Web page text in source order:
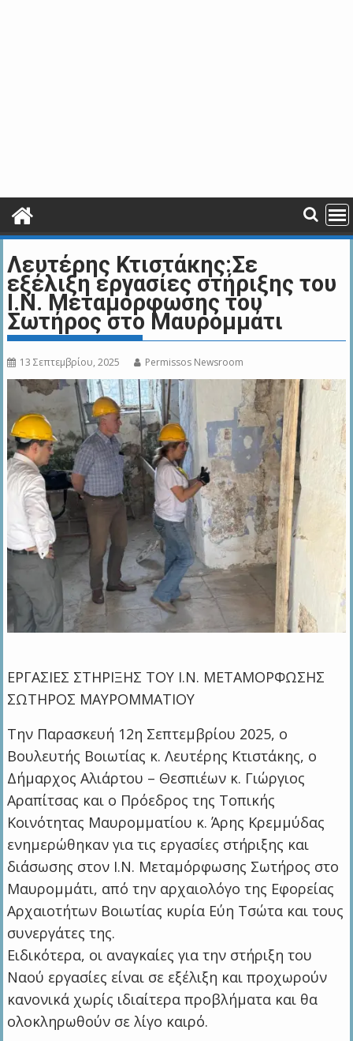
Λευτέρης Κτιστάκης:Σε
εξέλιξη εργασίες στήριξης του
I.N. Μεταμόρφωσης του
Σωτήρος στο Μαυρομμάτι
13 Σεπτεμβρίου, 2025 Permissos Newsroom
ΕΡΓΑΣΙΕΣ ΣΤΗΡΙΞΗΣ ΤΟΥ Ι.Ν. ΜΕΤΑΜΟΡΦΩΣΗΣ
ΣΩΤΗΡΟΣ ΜΑΥΡΟΜΜΑΤΙΟΥ
Την Παρασκευή 12η Σεπτεμβρίου 2025, ο
Βουλευτής Βοιωτίας κ. Λευτέρης Κτιστάκης, ο
Δήμαρχος Αλιάρτου – Θεσπιέων κ. Γιώργιος
Αραπίτσας και ο Πρόεδρος της Τοπικής
Κοινότητας Μαυρομματίου κ. Άρης Κρεμμύδας
ενημερώθηκαν για τις εργασίες στήριξης και
διάσωσης στον Ι.Ν. Μεταμόρφωσης Σωτήρος στο
Μαυρομμάτι, από την αρχαιολόγο της Εφορείας
Αρχαιοτήτων Βοιωτίας κυρία Εύη Τσώτα και τους
συνεργάτες της.
Ειδικότερα, οι αναγκαίες για την στήριξη του
Ναού εργασίες είναι σε εξέλιξη και προχωρούν
κανονικά χωρίς ιδιαίτερα προβλήματα και θα
ολοκληρωθούν σε λίγο καιρό.